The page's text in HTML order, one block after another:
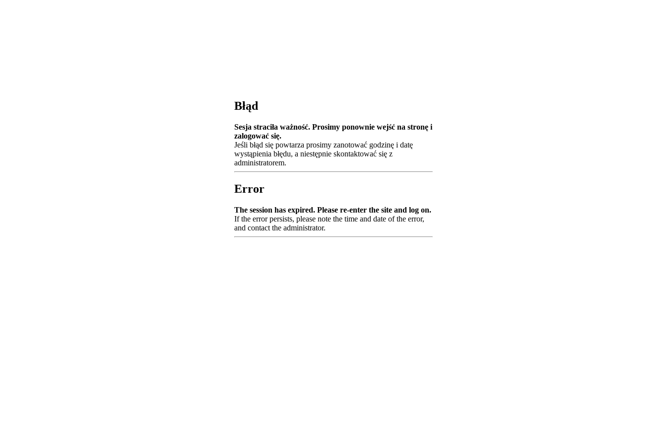
Błąd
Sesja straciła ważność. Prosimy ponownie wejść na stronę i
zalogować się.
Jeśli błąd się powtarza prosimy zanotować godzinę i datę
wystąpienia błędu, a niestępnie skontaktować się z
administratorem.
Error
The session has expired. Please re-enter the site and log on.
If the error persists, please note the time and date of the error,
and contact the administrator.